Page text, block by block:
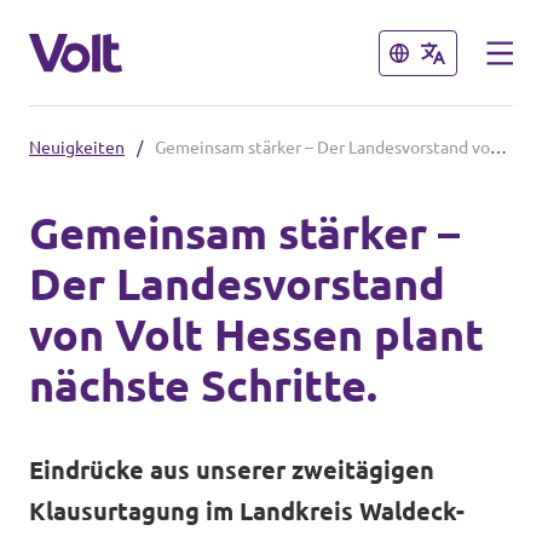
Schließen
Lokale hessische Teams
Hessische Volt-Termine
Volt in Deutschland
Volt in deinem Bundesland
Schließen
Programm
Über Volt
Neuigkeiten
Neuigkeiten / Gemeinsam stärker – Der Landesvorstand von Volt Hessen plant nächste Schritte.
Gemeinsam stärker –
Der Landesvorstand
von Volt Hessen plant
nächste Schritte.
Eindrücke aus unserer zweitägigen
Klausurtagung im Landkreis Waldeck-